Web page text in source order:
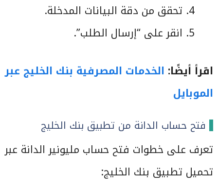
تحقق من دقة البيانات المدخلة.
انقر على “إرسال الطلب”.
اقرأ أيضًا: الخدمات المصرفية بنك الخليج عبر
الموبايل
فتح حساب الدانة من تطبيق بنك الخليج
تعرف على خطوات فتح حساب مليونير الدانة عبر
تحميل تطبيق بنك الخليج: